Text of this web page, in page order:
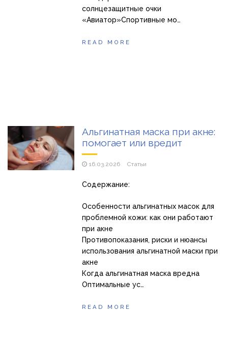
солнцезащитные очки
«Авиатор»Спортивные мо…
READ MORE
Альгинатная маска при акне:
помогает или вредит
16.03.2026 Статьи
Содержание:
Особенности альгинатных масок для
проблемной кожи: как они работают
при акне
Противопоказания, риски и нюансы
использования альгинатной маски при
акне
Когда альгинатная маска вредна
Оптимальные ус…
READ MORE